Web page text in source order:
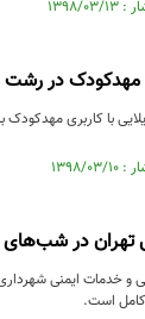
در رشت
تهران در شب‌های
و خدمات ایمنی
است.